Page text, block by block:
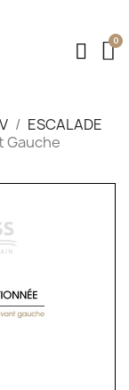
ESCALADE
Gauche